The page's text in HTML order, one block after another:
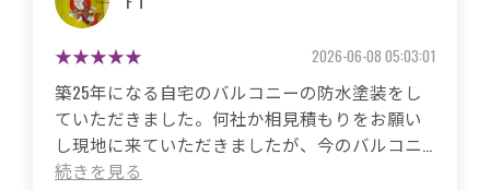
2026-06-08 05:03:01
の防水塗装をし
積もりをお願い
、今のバルコニ
最適なのかを素
築50年の自宅、20年程前か
ていました。
これまで3度天井から雨漏